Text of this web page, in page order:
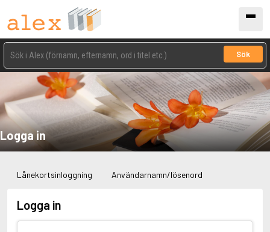
Sök
Logga in
Lånekortsinloggning Användarnamn/lösenord
Logga in